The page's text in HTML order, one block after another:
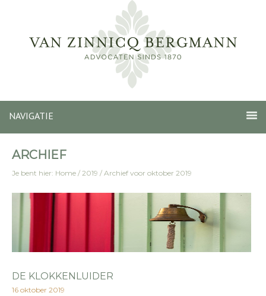
NAVIGATIE
ARCHIEF
Je bent hier: Home / 2019 / Archief voor oktober 2019
DE KLOKKENLUIDER
16 oktober 2019